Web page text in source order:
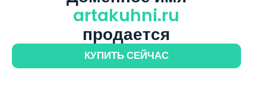
artakuhni.ru
продается
КУПИТЬ СЕЙЧАС